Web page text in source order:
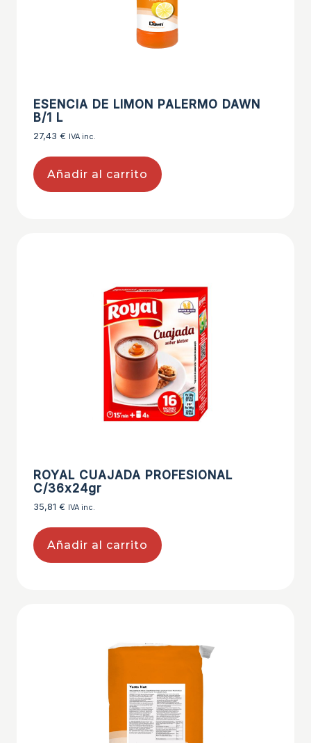
ESENCIA DE LIMON PALERMO DAWN
B/1 L
27,43 € IVA inc.
Añadir al carrito
ROYAL CUAJADA PROFESIONAL
C/36x24gr
35,81 € IVA inc.
Añadir al carrito